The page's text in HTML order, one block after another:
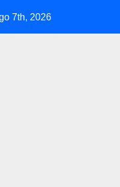
de 420.000 barriles diarios
7th, 2026